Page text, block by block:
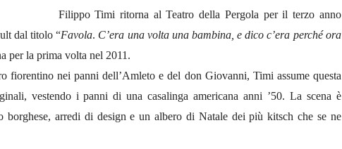
Filippo Timi ritorna al Teatro della Pergola per il terzo anno
dal titolo“Favola. C’era una volta una bambina, e dico c’era perché ora
per la prima volta nel 2011.
fiorentino nei panni dell’Amleto e del don Giovanni, Timi assume questa
vestendo i panni di una casalinga americana anni ’50. La scena è
borghese, arredi di design e un albero di Natale dei più kitsch che se ne